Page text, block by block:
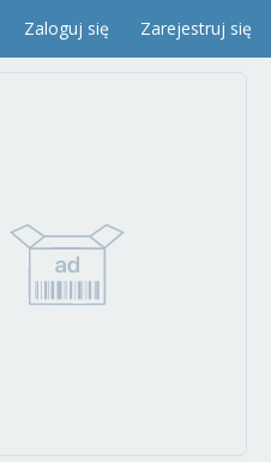
Zaloguj się Zarejestruj się